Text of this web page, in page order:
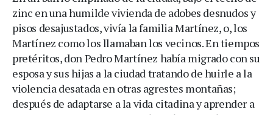
zinc en una humilde vivienda de adobes desnudos y
pisos desajustados, vivía la familia Martínez, o, los
Martínez como los llamaban los vecinos. En tiempos
pretéritos, don Pedro Martínez había migrado con su
esposa y sus hijas a la ciudad tratando de huirle a la
violencia desatada en otras agrestes montañas;
después de adaptarse a la vida citadina y aprender a